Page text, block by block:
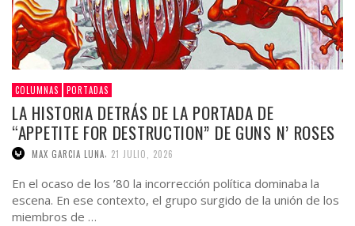
COLUMNAS PORTADAS
LA HISTORIA DETRÁS DE LA PORTADA DE
“APPETITE FOR DESTRUCTION” DE GUNS N’ ROSES
MAX GARCIA LUNA 21 JULIO, 2026
En el ocaso de los ’80 la incorrección política dominaba la
escena. En ese contexto, el grupo surgido de la unión de los
miembros de …